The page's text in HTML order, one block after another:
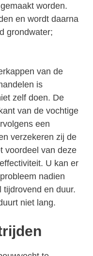
worden.
en wordt daarna
grondwater;
van de
is
zelf doen. De
van de vochtige
een
verzekeren zij de
voordeel van deze
U kan er
nadien
tijdrovend en duur.
niet lang.